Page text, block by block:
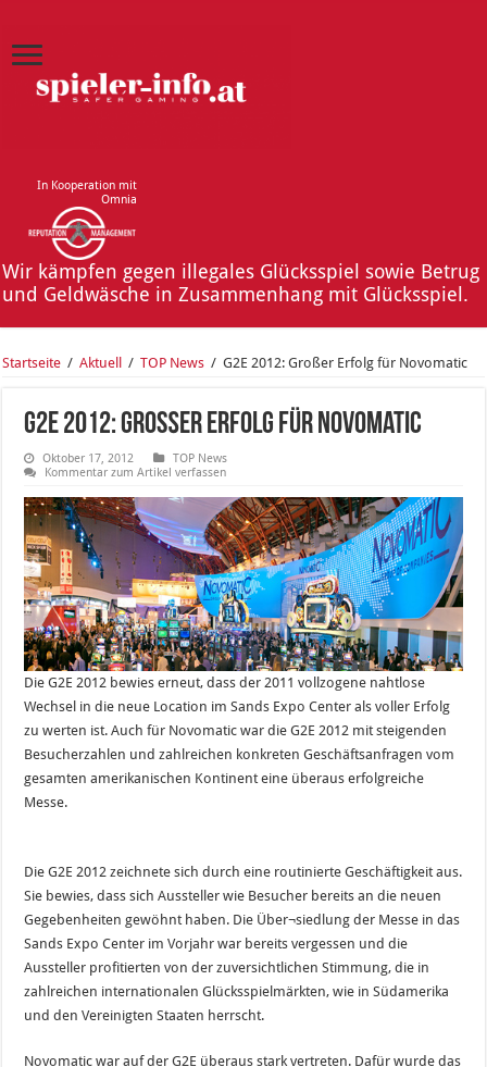
In Kooperation mit
Omnia
Wir kämpfen gegen illegales Glücksspiel sowie Betrug
und Geldwäsche in Zusammenhang mit Glücksspiel.
Startseite / Aktuell / TOP News / G2E 2012: Großer Erfolg für Novomatic
G2E 2012: Großer Erfolg für Novomatic
Oktober 17, 2012
TOP News
Kommentar zum Artikel verfassen
Die G2E 2012 bewies erneut, dass der 2011 vollzogene nahtlose
Wechsel in die neue Location im Sands Expo Center als voller Erfolg
zu werten ist. Auch für Novomatic war die G2E 2012 mit steigenden
Besucherzahlen und zahlreichen konkreten Geschäftsanfragen vom
gesamten amerikanischen Kontinent eine überaus erfolgreiche
Messe.
Die G2E 2012 zeichnete sich durch eine routinierte Geschäftigkeit aus.
Sie bewies, dass sich Aussteller wie Besucher bereits an die neuen
Gegebenheiten gewöhnt haben. Die Über¬siedlung der Messe in das
Sands Expo Center im Vorjahr war bereits vergessen und die
Aussteller profitierten von der zuversichtlichen Stimmung, die in
zahlreichen internationalen Glücksspielmärkten, wie in Südamerika
und den Vereinigten Staaten herrscht.
Novomatic war auf der G2E überaus stark vertreten. Dafür wurde das